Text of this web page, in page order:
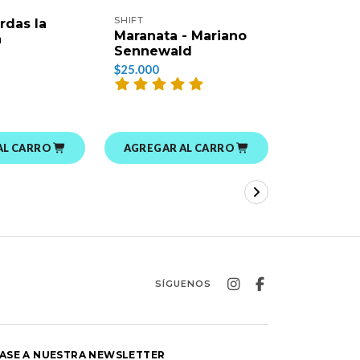
la
CARRO
SHIFT
Maranata - Mariano
Sennewald
$25.000
AGREGAR AL CARRO
SÍGUENOS
A NUESTRA NEWSLETTER